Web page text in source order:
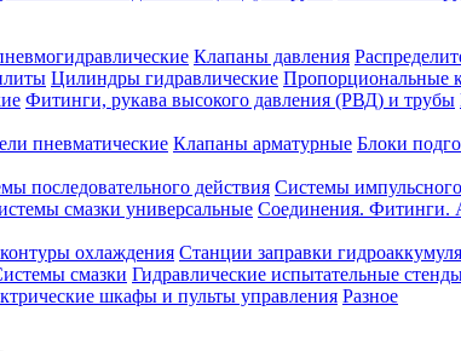
Клапаны давления
Цилиндры гидравлические Пропорциональные
Фитинги, рукава высокого давления (РВД) и трубы
пневматические Клапаны арматурные Блоки
последовательного действия Системы
смазки универсальные Соединения. Фитинги.
охлаждения Станции заправки
смазки Гидравлические испытательные
шкафы и пульты управления Разное